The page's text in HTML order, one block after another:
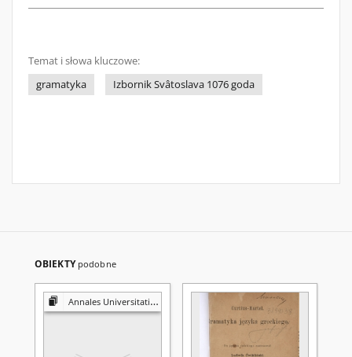
Temat i słowa kluczowe:
gramatyka
Izbornik Svâtoslava 1076 goda
OBIEKTY podobne
Annales Universitatis Mariae Curie-Skłodowska. Sectio FF, Philologiae